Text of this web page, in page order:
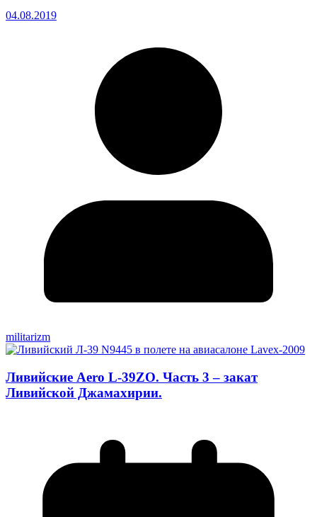
04.08.2019
militarizm
Ливийские Aero L-39ZO. Часть 3 – закат
Ливийской Джамахирии.